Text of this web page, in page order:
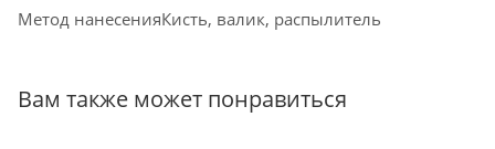
Метод нанесенияКисть, валик, распылитель
Вам также может понравиться